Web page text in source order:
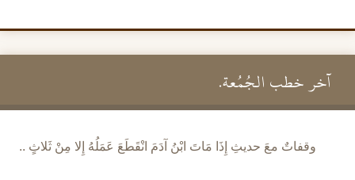
آخر خطب الجُمُعة.
وقفاتٌ معَ حديثِ إِذَا مَاتَ ابْنُ آدَمَ انْقَطَعَ عَمَلُهُ إِلا مِنْ ثَلاثٍ ..